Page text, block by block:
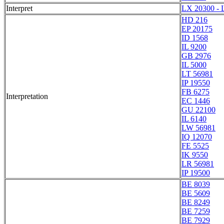
Interpret
LX 20300 -
Interpretation
HD 216
EP 20175
ID 1568
IL 9200
GB 2976
IL 5000
LT 56981
IP 19550
FB 6275
EC 1446
GU 22100
IL 6140
LW 56981
IQ 12070
FE 5525
IK 9550
LR 56981
IP 19500
BE 8039
BE 5609
BE 8249
BE 7259
BE 7929